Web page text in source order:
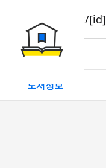
book/rent/[id]
대여
도서정보